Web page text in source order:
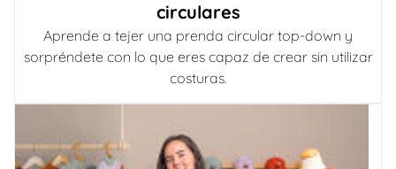
circulares
Aprende a tejer una prenda circular top-down y
sorpréndete con lo que eres capaz de crear sin utilizar
costuras.